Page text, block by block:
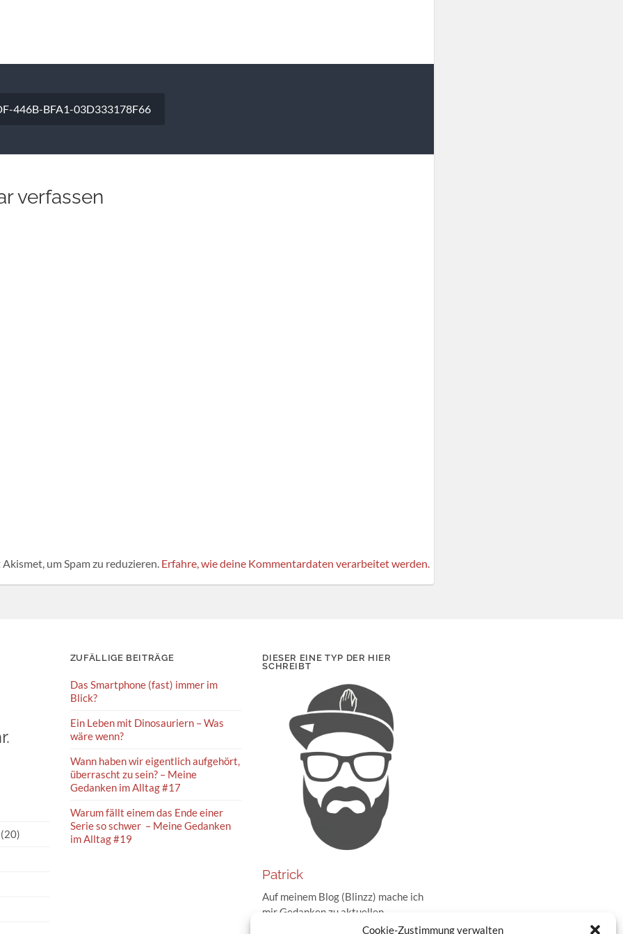
Cookie-Zustimmung verwalten
446B-BFA1-03D333178F66
verfassen
um Spam zu reduzieren. Erfahre, wie deine Kommentardaten verarbeitet werden.
(20)
ZUFÄLLIGE BEITRÄGE
Das Smartphone (fast) immer im
Blick?
Ein Leben mit Dinosauriern – Was
wäre wenn?
Wann haben wir eigentlich aufgehört,
überrascht zu sein? – Meine
Gedanken im Alltag #17
Warum fällt einem das Ende einer
Serie so schwer – Meine Gedanken
im Alltag #19
DIESER EINE TYP DER HIER
SCHREIBT
Patrick
Auf meinem Blog (Blinzz) mache ich
mir Gedanken zu aktuellen
Geschehnissen in der realen Welt